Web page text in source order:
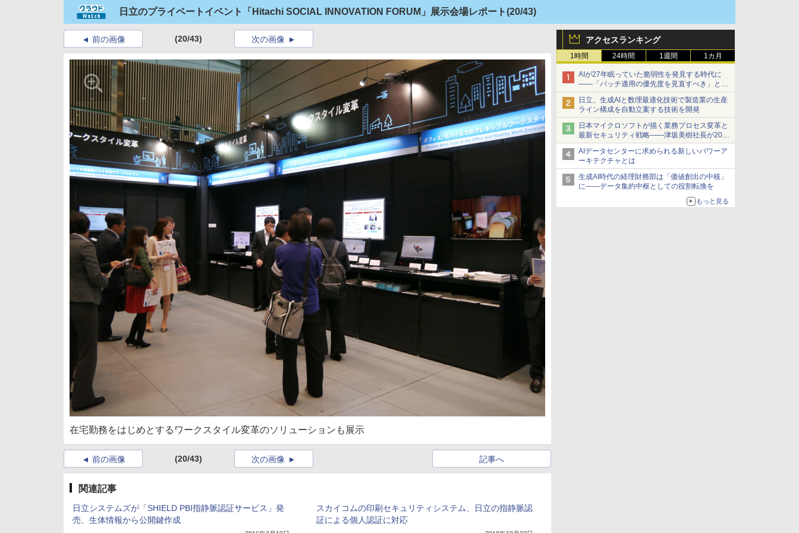
日立のプライベートイベント「Hitachi SOCIAL INNOVATION FORUM」展示会場レポート(20/43)
アクセスランキング
1時間 24時間 1週間 1カ月
AIが27年眠っていた脆弱性を発見する時代に
――「パッチ適用の優先度を見直すべき」とセ
キュリティ専門家
日立、生成AIと数理最適化技術で製造業の生産
ライン構成を自動立案する技術を開発
日本マイクロソフトが描く業務プロセス変革と
最新セキュリティ戦略――津坂美樹社長が2027
年度戦略を説明
AIデータセンターに求められる新しいパワーア
ーキテクチャとは
生成AI時代の経理財務部は「価値創出の中核」
に――データ集約中枢としての役割転換を
もっと見る
前の画像 (20/43) 次の画像
在宅勤務をはじめとするワークスタイル変革のソリューションも展示
前の画像 (20/43) 記事へ
次の画像
関連記事
日立システムズが「SHIELD PBI指静脈認証サービス」発
売、生体情報から公開鍵作成
スカイコムの印刷セキュリティシステム、日立の指静脈認
証による個人認証に対応